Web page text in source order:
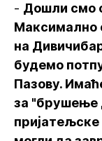
- Дошли смо
Максимално
на
будемо
Пазову.
за "брушење